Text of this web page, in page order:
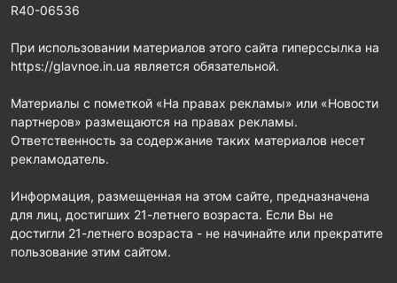
R40-06536
При использовании материалов этого сайта гиперссылка на
https://glavnoe.in.ua является обязательной.
Материалы с пометкой «На правах рекламы» или «Новости
партнеров» размещаются на правах рекламы.
Ответственность за содержание таких материалов несет
рекламодатель.
Информация, размещенная на этом сайте, предназначена
для лиц, достигших 21-летнего возраста. Если Вы не
достигли 21-летнего возраста - не начинайте или прекратите
пользование этим сайтом.